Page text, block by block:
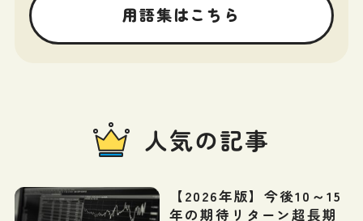
用語集はこちら
人気の記事
【2026年版】今後10～15
年の期待リターン超長期